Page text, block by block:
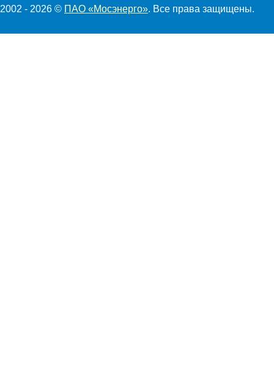
2002 - 2026 © ПАО «Мосэнерго». Все права защищены.